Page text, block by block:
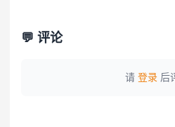
💬 评论
请 登录 后